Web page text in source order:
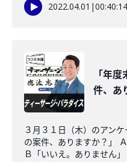
2022.04.01 |00:40:14
「年
件、あ
３月３１日（木）のアン
の案件、ありますか？
Ｂ「いいえ。ありません